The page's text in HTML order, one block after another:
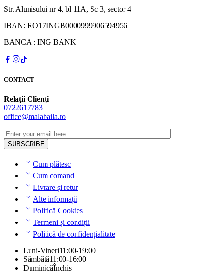
Str. Alunisului nr 4, bl 11A, Sc 3, sector 4
IBAN: RO17INGB0000999906594956
BANCA : ING BANK
CONTACT
Relații Clienți
0722617783
office@malabaila.ro
Cum plătesc
Cum comand
Livrare și retur
Alte informații
Politică Cookies
Termeni și condiții
Politică de confidențialitate
Luni-Vineri11:00-19:00
Sâmbătă11:00-16:00
DuminicăÎnchis